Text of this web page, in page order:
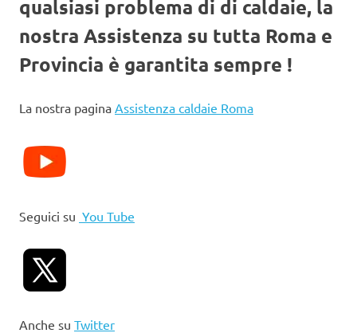
qualsiasi problema di di caldaie, la
nostra Assistenza su tutta Roma e
Provincia è garantita sempre !
La nostra pagina Assistenza caldaie Roma
Seguici su You Tube
Anche su Twitter